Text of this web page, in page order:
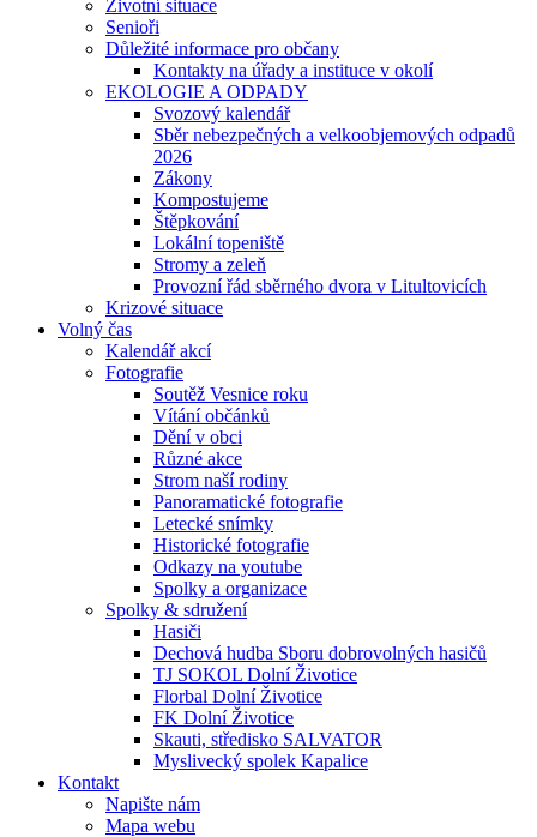
Životní situace
Senioři
Důležité informace pro občany
Kontakty na úřady a instituce v okolí
EKOLOGIE A ODPADY
Svozový kalendář
Sběr nebezpečných a velkoobjemových odpadů
2026
Zákony
Kompostujeme
Štěpkování
Lokální topeniště
Stromy a zeleň
Provozní řád sběrného dvora v Litultovicích
Krizové situace
Volný čas
Kalendář akcí
Fotografie
Soutěž Vesnice roku
Vítání občánků
Dění v obci
Různé akce
Strom naší rodiny
Panoramatické fotografie
Letecké snímky
Historické fotografie
Odkazy na youtube
Spolky a organizace
Spolky & sdružení
Hasiči
Dechová hudba Sboru dobrovolných hasičů
TJ SOKOL Dolní Životice
Florbal Dolní Životice
FK Dolní Životice
Skauti, středisko SALVATOR
Myslivecký spolek Kapalice
Kontakt
Napište nám
Mapa webu